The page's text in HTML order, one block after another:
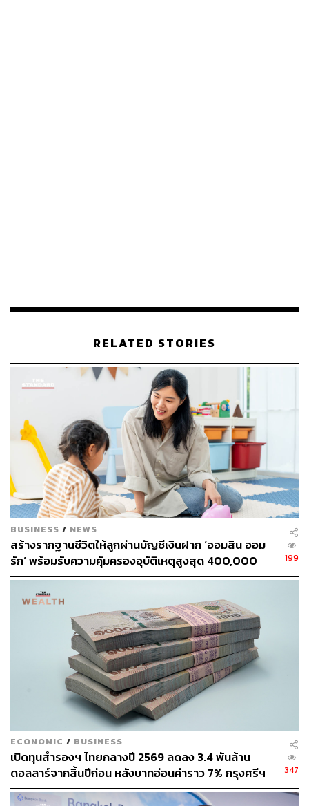
บัตรเครดิต NOW กว่า 36,000 ใบ และมียอดใช้จ่ายผ่านบัตร
ใหม่เพิ่มขึ้น 1.2 พันล้านบาท และในระยะยาวคาดว่า
ผลิตภัณฑ์บัตรใหม่นี้จะช่วยเสริมความแข็งแกร่งให้กับธุรกิจ
ของบริษัท ด้วยการขยายฐานลูกค้าไปสู่กลุ่มลูกค้าคนรุ่นใหม่
“ปัจจุบัน 70% ของฐานลูกค้าบัตร KCC จะเป็นคนในกลุ่ม Gen
X และ Baby Boomers เราเชื่อว่าบัตร NOW จะทำให้สัดส่วน
ของกลุ่มลูกค้าคนรุ่นใหม่เพิ่มขึ้นเป็น 35% ในปีหน้า โดย
นอกจากการเปิดตัวบัตร NOW แล้ว ในปีนี้บริษัทยังมีแผนจะ
ปรับโฉมบัตรอื่นๆ เพื่อขยายฐานกลุ่มลูกค้าคนรุ่นใหม่ให้เพิ่ม
ขึ้นเช่นกัน” สมหวังกล่าว
ด้าน ไอลีน ชูว ผู้จัดการประจำประเทศไทยและเมียนมา
มาสเตอร์การ์ด กล่าวว่า ผู้บริโภคทั้งในไทยและทั่วโลกเริ่ม
เปลี่ยนพฤติกรรม โดยมีมุมมองและความคาดหวังว่า
มาตรฐานการบริการต่างๆ ควรจะเป็นดิจิทัลโดยอัตโนมัติ
โดยผู้บริโภคเริ่มแสวงหารูปแบบการชำระเงินใหม่ๆ และ
ต้องการประสบการณ์การใช้จ่ายแบบ Omni-Channel ที่ปรับ
ให้สอดคล้องกับความต้องการเฉพาะบุคคล
โดยข้อมูลจาก Mastercard New Payments Index 2021 ซึ่ง
เป็นการสำรวจความคิดเห็นของผู้บริโภคจากทั่วโลกเกี่ยวกับ
พฤติกรรมการชำระเงินและการซื้อขายผ่านทาง Omni-
Channel พบว่า เกือบ 80% ของผู้บริโภคชาวไทย น่าจะใช้
จ่ายด้วยเงินสดน้อยลงในปีหน้า และ 59% กล่าวว่าจะหลีก
เลี่ยงร้านค้าที่ไม่รับชำระเงินแบบอิเล็กทรอนิกส์ใดๆ
“เรามองว่าการแข่งขันของธุรกิจบัตรเครดิตในช่วงจากนี้ไป
RELATED STORIES
BUSINESS / NEWS
สร้างรากฐานชีวิตให้ลูกผ่านบัญชีเงินฝาก ‘ออมสิน ออม
รัก’ พร้อมรับความคุ้มครองอุบัติเหตุสูงสุด 400,000
บาท ดอกเบี้ยรับเต็ม ไม่เสียภาษี [Advertorial]
199
ECONOMIC / BUSINESS
เปิดทุนสำรองฯ ไทยกลางปี 2569 ลดลง 3.4 พันล้าน
ดอลลาร์จากสิ้นปีก่อน หลังบาทอ่อนค่าราว 7% กรุงศรีฯ
มองไม่น่ากังวล ย้ำเสถียรภาพไทยยังแกร่ง
347